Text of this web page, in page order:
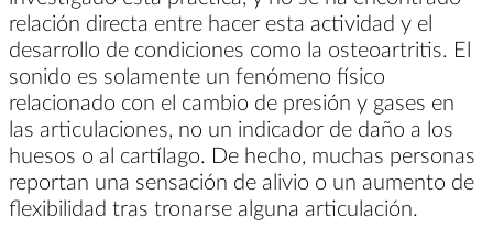
relación directa entre hacer esta actividad y el
desarrollo de condiciones como la osteoartritis. El
sonido es solamente un fenómeno físico
relacionado con el cambio de presión y gases en
las articulaciones, no un indicador de daño a los
huesos o al cartílago. De hecho, muchas personas
reportan una sensación de alivio o un aumento de
flexibilidad tras tronarse alguna articulación.